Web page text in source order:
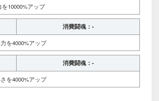
10000%アップ
消費闘魂：-
を4000%アップ
消費闘魂：-
を4000%アップ